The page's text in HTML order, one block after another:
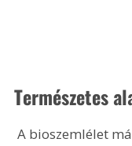
Természetes
A bioszemlélet másik lényeges eleme, hogy az